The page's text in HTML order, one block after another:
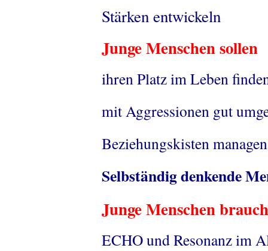
Stärken entwickeln
Junge Menschen
ihren Platz im Leben
mit Aggressionen gut
Beziehungskisten managen
Selbständig denkende
Junge Menschen
ECHO und Resonanz im